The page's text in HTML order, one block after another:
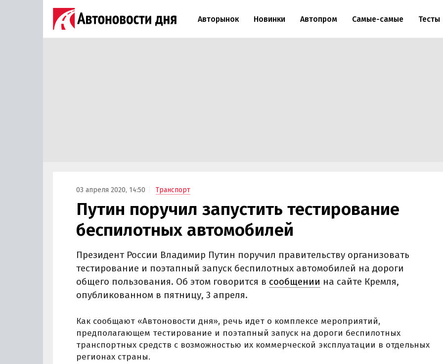
Авторынок Новинки Автопром Самые-самые Тесты
03 апреля 2020, 14:50 Транспорт
Путин поручил запустить тестирование
беспилотных автомобилей
Президент России Владимир Путин поручил правительству организовать
тестирование и поэтапный запуск беспилотных автомобилей на дороги
общего пользования. Об этом говорится в сообщении на сайте Кремля,
опубликованном в пятницу, 3 апреля.
Как сообщают «Автоновости дня», речь идет о комплексе мероприятий,
предполагающем тестирование и поэтапный запуск на дороги беспилотных
транспортных средств с возможностью их коммерческой эксплуатации в отдельных
регионах страны.